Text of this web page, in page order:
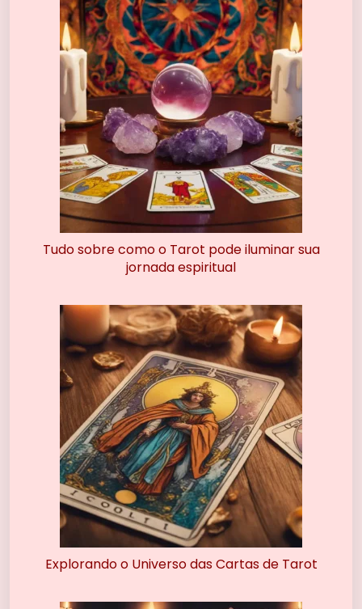
Tudo sobre como o Tarot pode iluminar sua
jornada espiritual
Explorando o Universo das Cartas de Tarot